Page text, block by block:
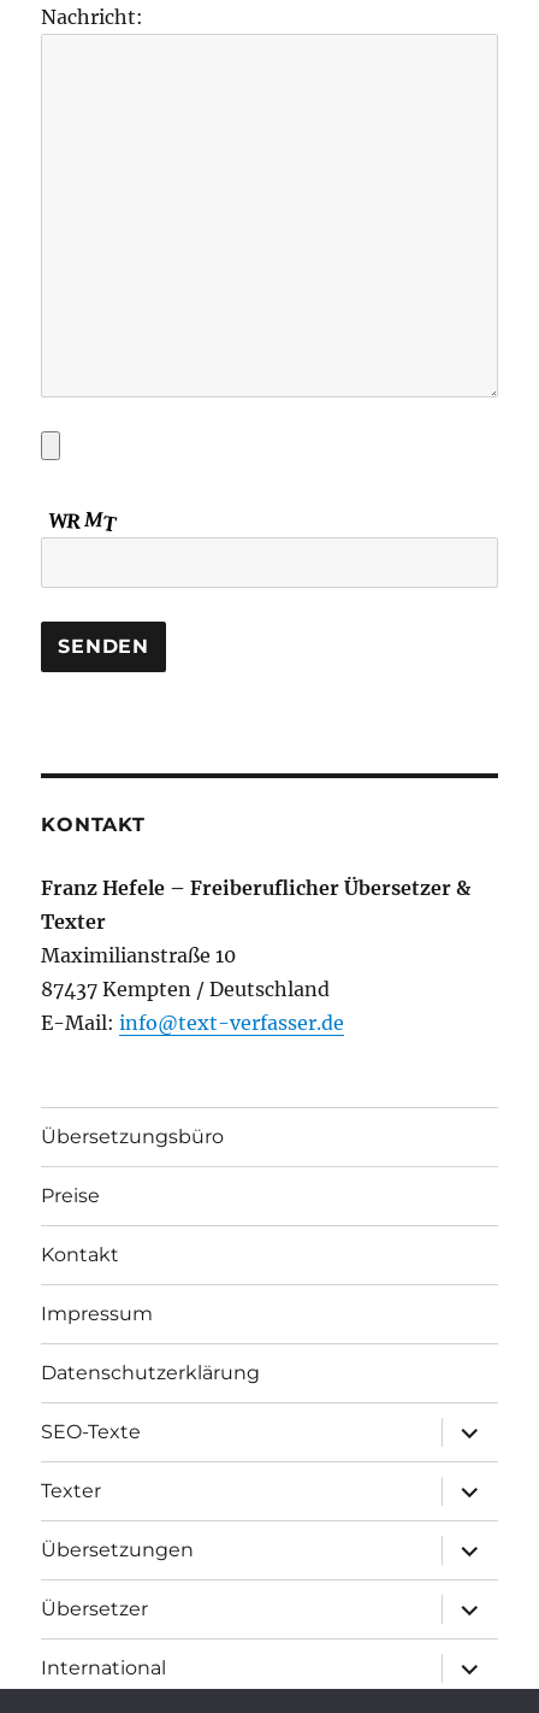
Nachricht:
KONTAKT
Franz Hefele – Freiberuflicher Übersetzer &
Texter
Maximilianstraße 10
87437 Kempten / Deutschland
E-Mail:info@text-verfasser.de
Übersetzungsbüro
Preise
Kontakt
Impressum
Datenschutzerklärung
SEO-Texte
öffnen
Texter
öffnen
Übersetzungen
öffnen
Übersetzer
öffnen
International
öffnen